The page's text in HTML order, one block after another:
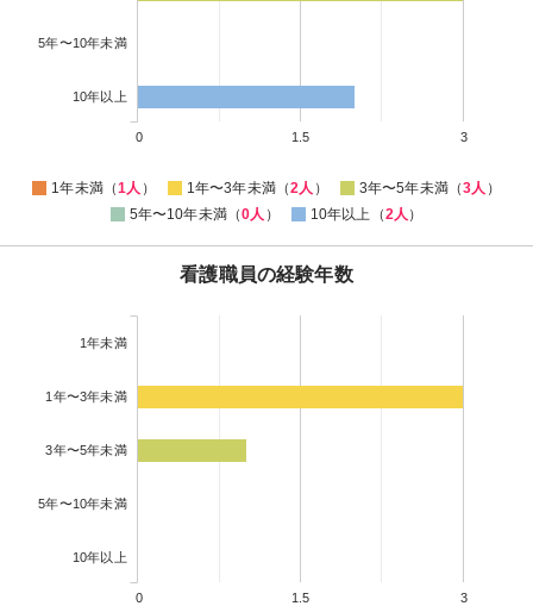
5年〜10年未満
10年以上
0 1.5 3
1年未満（1人 ） 1年〜3年未満（2人 ） 3年〜5年未満（3人 ）
5年〜10年未満（0人 ） 10年以上（2人 ）
看護職員の経験年数
1年未満
1年〜3年未満
3年〜5年未満
5年〜10年未満
10年以上
0 1.5 3